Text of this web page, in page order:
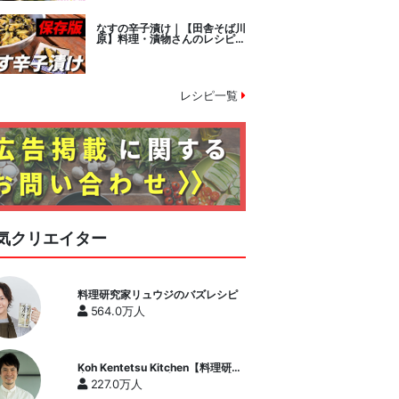
なすの辛子漬け｜【田舎そば川
原】料理・漬物さんのレシピ書
き起こし
レシピ一覧
クリエイター
料理研究家リュウジのバズレシピ
564.0万人
Koh Kentetsu Kitchen【料理研究
家コウケンテツ公式チャンネル】
227.0万人